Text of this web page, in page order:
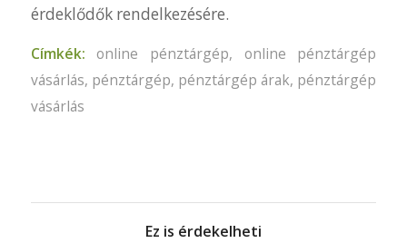
érdeklődők rendelkezésére.
Címkék: online pénztárgép, online pénztárgép
vásárlás, pénztárgép, pénztárgép árak, pénztárgép
vásárlás
Ez is érdekelheti